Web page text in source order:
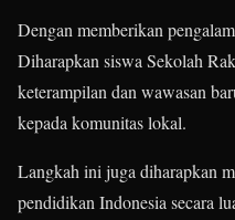
Dengan memberikan
Diharapkan siswa Sekolah
keterampilan dan wawasan
kepada komunitas lokal.
Langkah ini juga diharapkan
pendidikan Indonesia secara